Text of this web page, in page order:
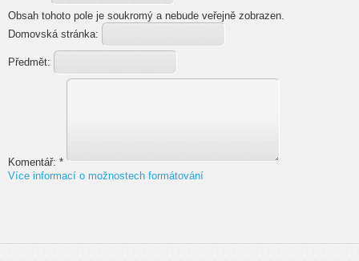
Obsah tohoto pole je soukromý a nebude veřejně zobrazen.
Domovská stránka:
Předmět:
Komentář: *
Více informací o možnostech formátování